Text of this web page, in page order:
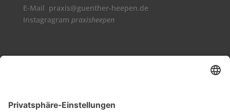
E-Mail praxis@guenther-heepen.de
Instagragram praxisheepen